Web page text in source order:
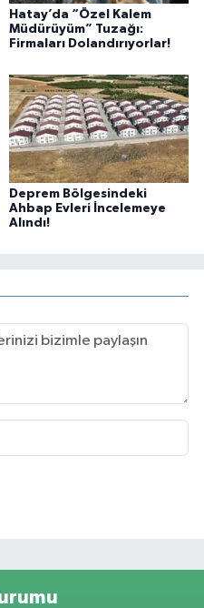
Hatay’da “Özel Kalem
Müdürüyüm” Tuzağı:
Firmaları Dolandırıyorlar!
Deprem Bölgesindeki
Ahbap Evleri İncelemeye
Alındı!